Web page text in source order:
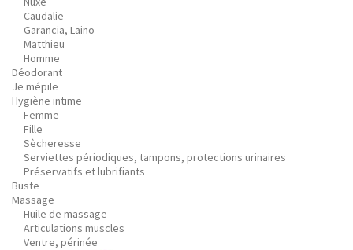
Caudalie
Garancia, Laino
Matthieu
Homme
Déodorant
Je mépile
Hygiène intime
Femme
Fille
Sècheresse
Serviettes périodiques, tampons, protections urinaires
Préservatifs et lubrifiants
Buste
Massage
Huile de massage
Articulations muscles
Ventre, périnée